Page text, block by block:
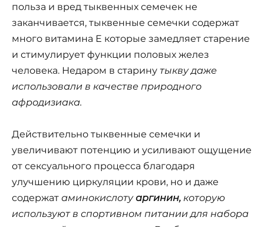
польза и вред тыквенных семечек не
заканчивается, тыквенные семечки содержат
много витамина Е которые замедляет старение
и стимулирует функции половых желез
человека. Недаром в старину тыкву даже
использовали в качестве природного
афродизиака.
Действительно тыквенные семечки и
увеличивают потенцию и усиливают ощущение
от сексуального процесса благодаря
улучшению циркуляции крови, но и даже
содержат аминокислотуаргинин, которую
используют в спортивном питании для набора